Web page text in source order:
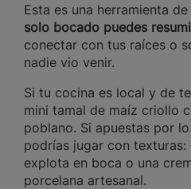
Esta es una herramienta
solo bocado puedes
conectar con tus raíces o
nadie vio venir.
Si tu cocina es local y de
mini tamal de maíz criollo
poblano. Si apuestas por
podrías jugar con texturas:
explota en boca o una
porcelana artesanal.